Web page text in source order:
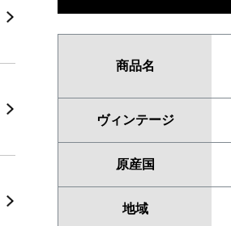
商品名
ヴィンテージ
原産国
地域